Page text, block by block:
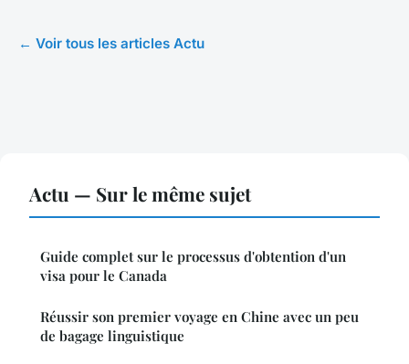
← Voir tous les articles Actu
Actu — Sur le même sujet
Guide complet sur le processus d'obtention d'un
visa pour le Canada
Réussir son premier voyage en Chine avec un peu
de bagage linguistique